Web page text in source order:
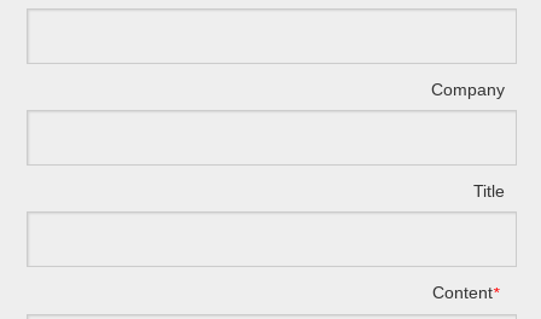
Company
Title
*
Content